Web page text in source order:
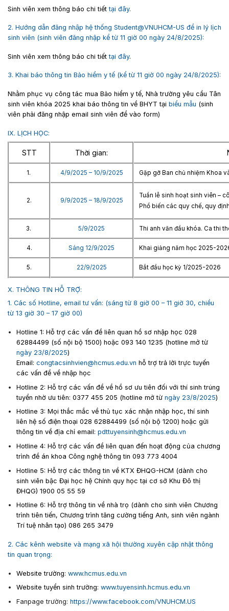
Sinh viên xem thông báo chi tiết tại đây.
2. Hướng dẫn đăng nhập hệ thống Student@VNUHCM-US để in lý lịch
sinh viên (sinh viên đăng nhập kể từ 11 giờ 00 ngày 24/8/2025):
Sinh viên xem thông báo chi tiếttại đây.
3. Khai báo thông tin Bảo hiểm y tế (kể từ 11 giờ 00 ngày 24/8/2025):
Nhằm phục vụ công tác mua Bảo hiểm y tế, Nhà trường yêu cầu Tân
sinh viên khóa 2025 khai báo thông tin về BHYT tại biểu mẫu (sinh
viên phải đăng nhập email sinh viên để vào form)
IX. LỊCH HỌC:
STT Thời gian:
1. 4/9/2025 – 10/9/2025 Gặp gỡ Ban chủ nhiệm Khoa
2. 9/9/2025 – 18/9/2025
Tuần lễ sinh hoạt sinh viên –
Phổ biến các quy chế, quy
3. 5/9/2025 Thi anh văn đầu khóa. Ca thi
4. Sáng 12/9/2025 Khai giảng năm học 2025-
5. 22/9/2025 Bắt đầu học kỳ 1/2025-2026
X. THÔNG TIN HỖ TRỢ:
1. Các số Hotline, email tư vấn: (sáng từ 8 giờ 00 – 11 giờ 30, chiều
từ 13 giờ 30 – 17 giờ 00)
Hotline 1: Hỗ trợ các vấn đề liên quan hồ sơ nhập học 028
62884499 (số nội bộ 1500) hoặc 093 140 1235 (hotline mở từ
ngày 23/8/2025)
Email: congtacsinhvien@hcmus.edu.vn hỗ trợ trả lời trực tuyến
các vấn đề về nhập học
Hotline 2: Hỗ trợ các vấn đề về hồ sơ ưu tiên đối với thí sinh trúng
tuyển nhờ ưu tiên: 0377 455 205 (hotline mở từ ngày 23/8/2025)
Hotline 3: Mọi thắc mắc về thủ tục xác nhận nhập học, thí sinh
liên hệ số điện thoại 028 62884499 (số nội bộ 1200) hoặc gửi
thông tin về địa chỉ email: pdttuyensinh@hcmus.edu.vn
Hotline 4: Hỗ trợ các vấn đề liên quan đến hoạt động của chương
trình đề án khoa Công nghệ thông tin 093 773 4004
Hotline 5: Hỗ trợ các thông tin về KTX ĐHQG-HCM (dành cho
sinh viên bậc Đại học hệ Chính quy học tại cơ sở Khu Đô thị
ĐHQG) 1900 05 55 59
Hotline 6: Hỗ trợ thông tin về nhà trọ (dành cho sinh viên Chương
trình tiên tiến, Chương trình tăng cường tiếng Anh, sinh viên ngành
Trí tuệ nhân tạo) 086 265 3479
2. Các kênh website và mạng xã hội thường xuyên cập nhật thông
tin quan trọng:
Website trường: www.hcmus.edu.vn
Website tuyển sinh trường: www.tuyensinh.hcmus.edu.vn
Fanpage trường: https://www.facebook.com/VNUHCM.US